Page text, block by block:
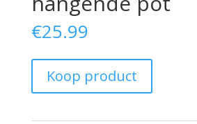
€25.99
Koop product